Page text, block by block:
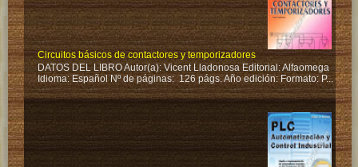
Circuitos básicos de contactores y temporizadores
DATOS DEL LIBRO Autor(a): Vicent Lladonosa Editorial: Alfaomega
Idioma: Español Nº de páginas: 126 págs. Año edición: Formato: P...